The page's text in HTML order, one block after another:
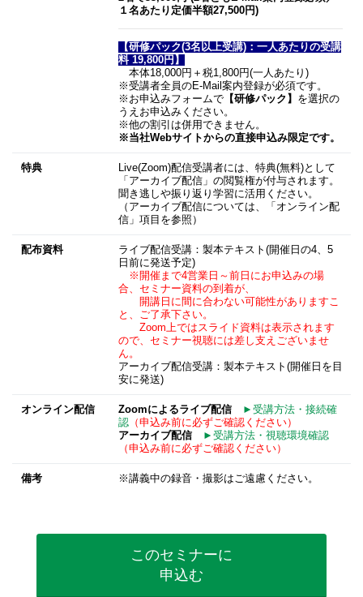
１名あたり定価半額27,500円)
【研修パック(3名以上受講)：一人あたりの受講
料 19,800円】
本体18,000円＋税1,800円(一人あたり)
※受講者全員のE-Mail案内登録が必須です。
※お申込みフォームで【研修パック】
を選択の
うえお申込みください。
※他の割引は併用できません。
※当社Webサイトからの直接申込み限定です。
特典
Live(Zoom)配信受講者には、特典(無料)として
「アーカイブ配信」の閲覧権が付与されます。
聞き逃しや振り返り学習に活用ください。
（アーカイブ配信については、「オンライン配
信」項目を参照）
配布資料
ライブ配信受講：製本テキスト(開催日の4、5
日前に発送予定)
※開催まで4営業日～前日にお申込みの場
合、セミナー資料の到着が、
開講日に間に合わない可能性がありますこ
と、ご了承下さい。
Zoom上ではスライド資料は表示されます
ので、セミナー視聴には差し支えございませ
ん。
アーカイブ配信受講：製本テキスト(開催日を目
安に発送)
オンライン配信 Zoomによるライブ配信
►受講方法・接続確
認（申込み前に必ずご確認ください）
アーカイブ配信
►受講方法・視聴環境確認
（申込み前に必ずご確認ください）
備考 ※講義中の録音・撮影はご遠慮ください。
このセミナーに
申込む